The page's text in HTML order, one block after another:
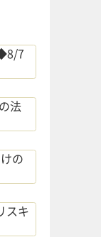
7
法
の
スキ